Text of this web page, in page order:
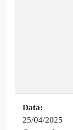
Data:
25/04/2025